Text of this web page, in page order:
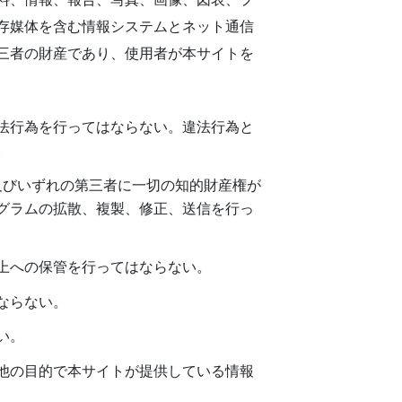
媒体を含む情報システムとネット通信
者の財産であり、使用者が本サイトを
為を行ってはならない。違法行為と
いずれの第三者に一切の知的財産権が
ラムの拡散、複製、修正、送信を行っ
の保管を行ってはならない。
ない。
。
の目的で本サイトが提供している情報